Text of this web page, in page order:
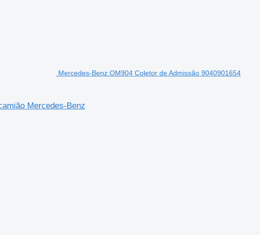
Mercedes-Benz OM904 Coletor de Admissão 9040901654
Mercedes-Benz